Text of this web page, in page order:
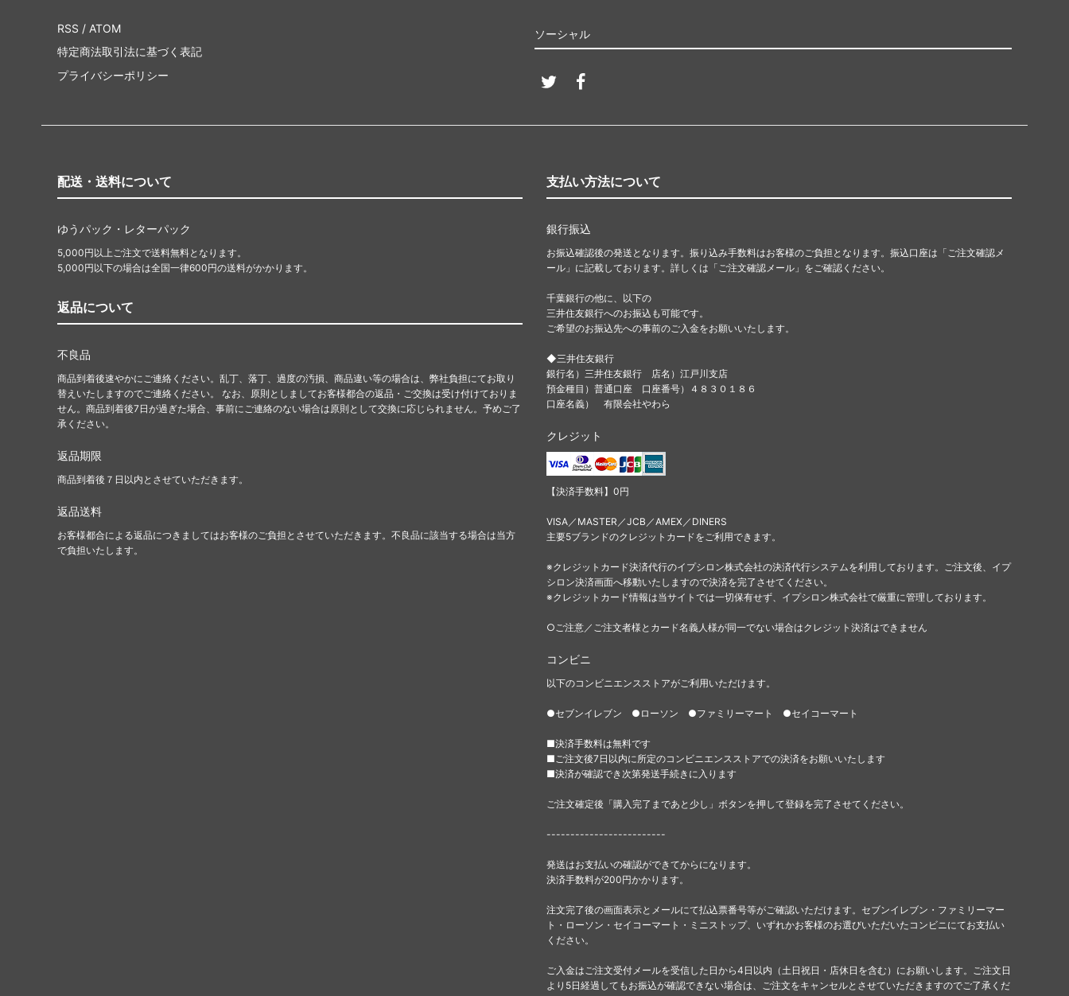
ソーシャル
RSS / ATOM
特定商法取引法に基づく表記
プライバシーポリシー
配送・送料について
ゆうパック・レターパック
5,000円以上ご注文で送料無料となります。
5,000円以下の場合は全国一律600円の送料がかかります。
返品について
不良品
商品到着後速やかにご連絡ください。乱丁、落丁、過度の汚損、商品違い等の場合は、弊社負担にてお取り
替えいたしますのでご連絡ください。 なお、原則としましてお客様都合の返品・ご交換は受け付けておりま
せん。商品到着後7日が過ぎた場合、事前にご連絡のない場合は原則として交換に応じられません。予めご了
承ください。
返品期限
商品到着後７日以内とさせていただきます。
返品送料
お客様都合による返品につきましてはお客様のご負担とさせていただきます。不良品に該当する場合は当方
で負担いたします。
支払い方法について
銀行振込
お振込確認後の発送となります。振り込み手数料はお客様のご負担となります。振込口座は「ご注文確認メ
ール」に記載しております。詳しくは「ご注文確認メール」をご確認ください。
千葉銀行の他に、以下の
三井住友銀行へのお振込も可能です。
ご希望のお振込先への事前のご入金をお願いいたします。
◆三井住友銀行
銀行名）三井住友銀行 店名）江戸川支店
預金種目）普通口座 口座番号）４８３０１８６
口座名義） 有限会社やわら
クレジット
【決済手数料】0円
VISA／MASTER／JCB／AMEX／DINERS
主要5ブランドのクレジットカードをご利用できます。
※クレジットカード決済代行のイプシロン株式会社の決済代行システムを利用しております。ご注文後、イプ
シロン決済画面へ移動いたしますので決済を完了させてください。
※クレジットカード情報は当サイトでは一切保有せず、イプシロン株式会社で厳重に管理しております。
○ご注意／ご注文者様とカード名義人様が同一でない場合はクレジット決済はできません
コンビニ
以下のコンビニエンスストアがご利用いただけます。
●セブンイレブン ●ローソン ●ファミリーマート ●セイコーマート
■決済手数料は無料です
■ご注文後7日以内に所定のコンビニエンスストアでの決済をお願いいたします
■決済が確認でき次第発送手続きに入ります
ご注文確定後「購入完了まであと少し」ボタンを押して登録を完了させてください。
-------------------------
発送はお支払いの確認ができてからになります。
決済手数料が200円かかります。
注文完了後の画面表示とメールにて払込票番号等がご確認いただけます。セブンイレブン・ファミリーマー
ト・ローソン・セイコーマート・ミニストップ、いずれかお客様のお選びいただいたコンビニにてお支払い
ください。
ご入金はご注文受付メールを受信した日から4日以内（土日祝日・店休日を含む）にお願いします。ご注文日
より5日経過してもお振込が確認できない場合は、ご注文をキャンセルとさせていただきますのでご了承くだ